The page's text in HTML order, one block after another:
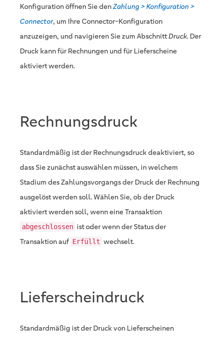
Konfiguration öffnen Sie denZahlung > Konfiguration >
Connector, um Ihre Connector-Konfiguration
anzuzeigen, und navigieren Sie zum AbschnittDruck. Der
Druck kann für Rechnungen und für Lieferscheine
aktiviert werden.
Rechnungsdruck
Standardmäßig ist der Rechnungsdruck deaktiviert, so
dass Sie zunächst auswählen müssen, in welchem
Stadium des Zahlungsvorgangs der Druck der Rechnung
ausgelöst werden soll. Wählen Sie, ob der Druck
aktiviert werden soll, wenn eine Transaktion
abgeschlossen ist oder wenn der Status der
Transaktion auf Erfüllt wechselt.
Lieferscheindruck
Standardmäßig ist der Druck von Lieferscheinen